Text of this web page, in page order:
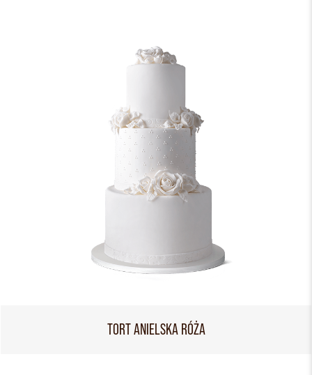
TORT ANIELSKA RÓŻA